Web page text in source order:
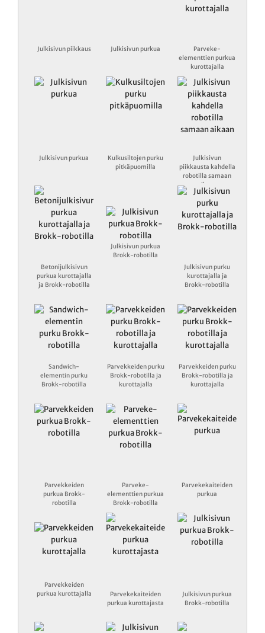
Julkisivun piikkaus Julkisivun purkua
Parveke-
elementtien purkua
kurottajalla
Julkisivun purkua
Kulkusiltojen purku
pitkäpuomilla
Julkisivun
piikkausta kahdella
robotilla samaan
aikaan
Betonijulkisivun
purkua kurottajalla
ja Brokk-robotilla
Julkisivun purkua
Brokk-robotilla
Julkisivun purku
kurottajalla ja
Brokk-robotilla
Sandwich-
elementin purku
Brokk-robotilla
Parvekkeiden purku
Brokk-robotilla ja
kurottajalla
Parvekkeiden purku
Brokk-robotilla ja
kurottajalla
Parvekkeiden
purkua Brokk-
robotilla
Parveke-
elementtien purkua
Brokk-robotilla
Parvekekaiteiden
purkua
Parvekkeiden
purkua kurottajalla
Parvekekaiteiden
purkua kurottajasta
Julkisivun purkua
Brokk-robotilla